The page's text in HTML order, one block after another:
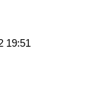
19:51